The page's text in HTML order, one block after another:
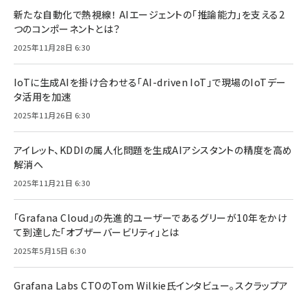
新たな自動化で熱視線！ AIエージェントの「推論能力」を支える2
つのコンポーネントとは？
2025年11月28日 6:30
IoTに生成AIを掛け合わせる「AI-driven IoT」で現場のIoTデー
タ活用を加速
2025年11月26日 6:30
アイレット、KDDIの属人化問題を生成AIアシスタントの精度を高め
解消へ
2025年11月21日 6:30
「Grafana Cloud」の先進的ユーザーであるグリーが10年をかけ
て到達した「オブザーバービリティ」とは
2025年5月15日 6:30
Grafana Labs CTOのTom Wilkie氏インタビュー。スクラップア